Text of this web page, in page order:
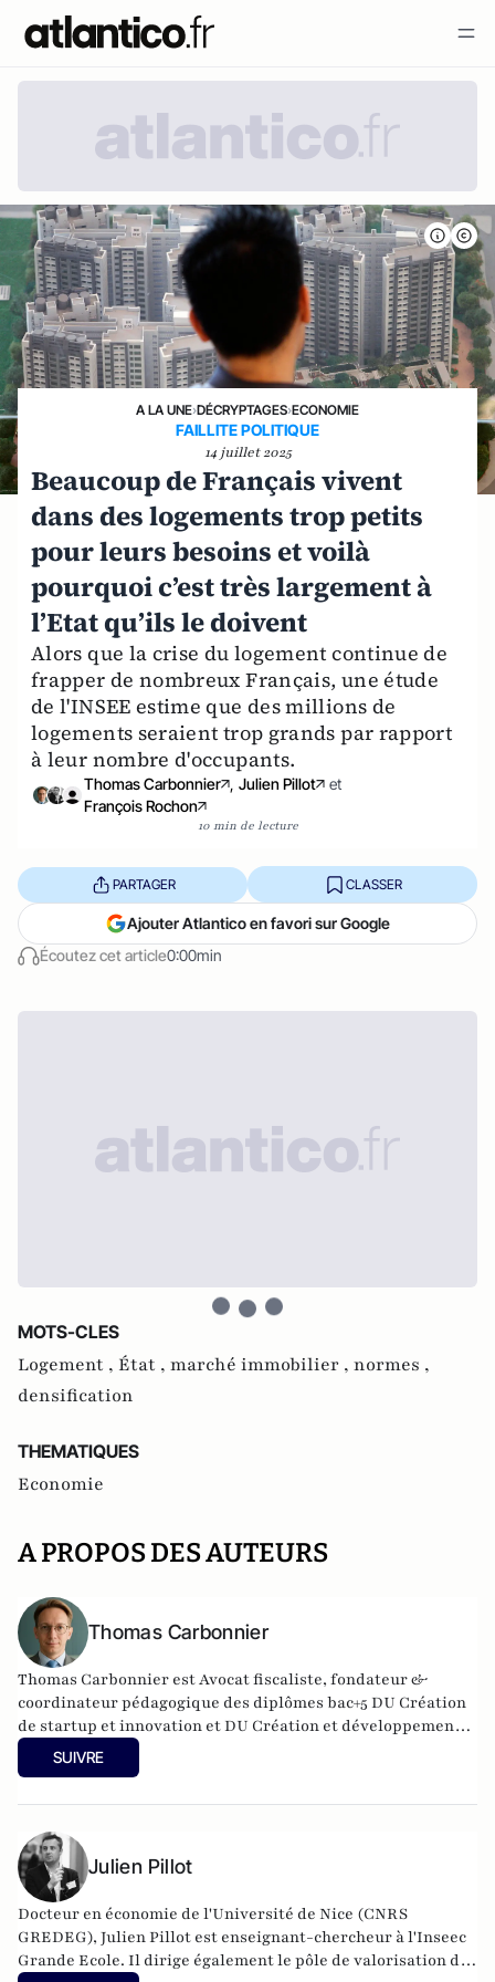
A LA UNE›DÉCRYPTAGES›ECONOMIE
FAILLITE POLITIQUE
14 juillet 2025
Beaucoup de Français vivent
dans des logements trop petits
pour leurs besoins et voilà
pourquoi c’est très largement à
l’Etat qu’ils le doivent
Alors que la crise du logement continue de
frapper de nombreux Français, une étude
de l'INSEE estime que des millions de
logements seraient trop grands par rapport
à leur nombre d'occupants.
Thomas Carbonnier , Julien Pillot
et
François Rochon
10 min de lecture
Écoutez cet article0:00min
PARTAGER CLASSER
Ajouter Atlantico en favori sur Google
MOTS-CLES
Logement , État , marché immobilier , normes ,
densification
THEMATIQUES
Economie
A PROPOS DES AUTEURS
Thomas Carbonnier
Thomas Carbonnier est Avocat fiscaliste, fondateur &
coordinateur pédagogique des diplômes bac+5 DU Création
de startup et innovation et DU Création et développement
de structures en santé à l'Université Paris Cité. Il est
également Président de l'UNPI 95, une association de
SUIVRE
Julien Pillot
Docteur en économie de l'Université de Nice (CNRS
GREDEG), Julien Pillot est enseignant-chercheur à l'Inseec
Grande Ecole. Il dirige également le pôle de valorisation de